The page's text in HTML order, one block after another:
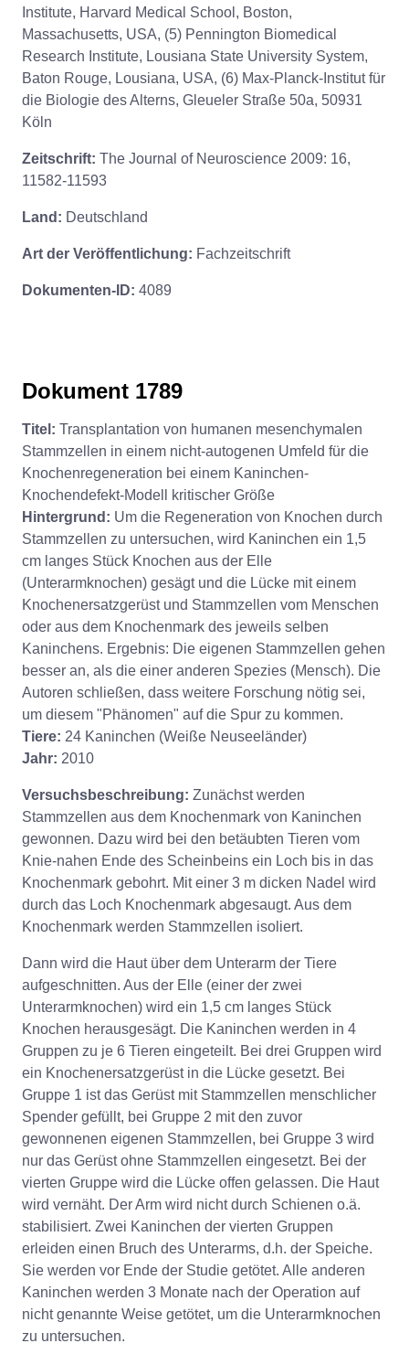
Institute, Harvard Medical School, Boston,
Massachusetts, USA, (5) Pennington Biomedical
Research Institute, Lousiana State University System,
Baton Rouge, Lousiana, USA, (6) Max-Planck-Institut für
die Biologie des Alterns, Gleueler Straße 50a, 50931
Köln
Zeitschrift: The Journal of Neuroscience 2009: 16,
11582-11593
Land: Deutschland
Art der Veröffentlichung: Fachzeitschrift
Dokumenten-ID: 4089
Dokument 1789
Titel: Transplantation von humanen mesenchymalen
Stammzellen in einem nicht-autogenen Umfeld für die
Knochenregeneration bei einem Kaninchen-
Knochendefekt-Modell kritischer Größe
Hintergrund: Um die Regeneration von Knochen durch
Stammzellen zu untersuchen, wird Kaninchen ein 1,5
cm langes Stück Knochen aus der Elle
(Unterarmknochen) gesägt und die Lücke mit einem
Knochenersatzgerüst und Stammzellen vom Menschen
oder aus dem Knochenmark des jeweils selben
Kaninchens. Ergebnis: Die eigenen Stammzellen gehen
besser an, als die einer anderen Spezies (Mensch). Die
Autoren schließen, dass weitere Forschung nötig sei,
um diesem "Phänomen" auf die Spur zu kommen.
Tiere: 24 Kaninchen (Weiße Neuseeländer)
Jahr: 2010
Versuchsbeschreibung: Zunächst werden
Stammzellen aus dem Knochenmark von Kaninchen
gewonnen. Dazu wird bei den betäubten Tieren vom
Knie-nahen Ende des Scheinbeins ein Loch bis in das
Knochenmark gebohrt. Mit einer 3 m dicken Nadel wird
durch das Loch Knochenmark abgesaugt. Aus dem
Knochenmark werden Stammzellen isoliert.
Dann wird die Haut über dem Unterarm der Tiere
aufgeschnitten. Aus der Elle (einer der zwei
Unterarmknochen) wird ein 1,5 cm langes Stück
Knochen herausgesägt. Die Kaninchen werden in 4
Gruppen zu je 6 Tieren eingeteilt. Bei drei Gruppen wird
ein Knochenersatzgerüst in die Lücke gesetzt. Bei
Gruppe 1 ist das Gerüst mit Stammzellen menschlicher
Spender gefüllt, bei Gruppe 2 mit den zuvor
gewonnenen eigenen Stammzellen, bei Gruppe 3 wird
nur das Gerüst ohne Stammzellen eingesetzt. Bei der
vierten Gruppe wird die Lücke offen gelassen. Die Haut
wird vernäht. Der Arm wird nicht durch Schienen o.ä.
stabilisiert. Zwei Kaninchen der vierten Gruppen
erleiden einen Bruch des Unterarms, d.h. der Speiche.
Sie werden vor Ende der Studie getötet. Alle anderen
Kaninchen werden 3 Monate nach der Operation auf
nicht genannte Weise getötet, um die Unterarmknochen
zu untersuchen.